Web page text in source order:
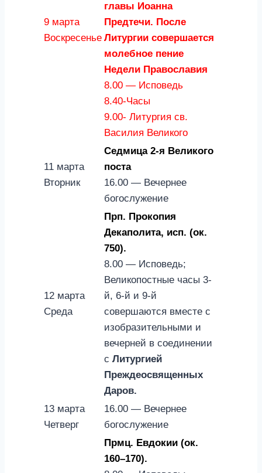
9 марта
Воскресенье
главы Иоанна
Предтечи. После
Литургии совершается
молебное пение
Недели Православия
8.00 — Исповедь
8.40-Часы
9.00- Литургия св.
Василия Великого
11 марта
Вторник
Седмица 2-я Великого
поста
16.00 — Вечернее
богослужение
12 марта
Среда
Прп. Прокопия
Декаполита, исп. (ок.
750).
8.00 — Исповедь;
Великопостные часы 3-
й, 6-й и 9-й
совершаются вместе с
изобразительными и
вечерней в соединении
с Литургией
Преждеосвященных
Даров.
13 марта
Четверг
16.00 — Вечернее
богослужение
Прмц. Евдокии (ок.
160–170).